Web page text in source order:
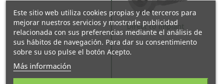
Direct to implant
Este sitio web utiliza cookies propias y de terceros para
mejorar nuestros servicios y mostrarle publicidad
relacionada con sus preferencias mediante el análisis de
sus hábitos de navegación. Para dar su consentimiento
sobre su uso pulse el botón Acepto.
Más información